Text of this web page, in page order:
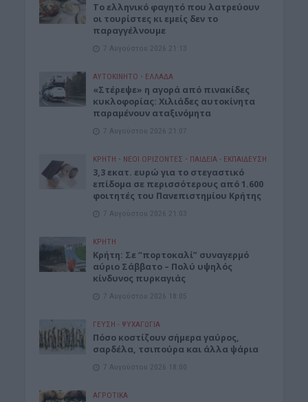
Το ελληνικό φαγητό που λατρεύουν
οι τουρίστες κι εμείς δεν το
παραγγέλνουμε
7 Αυγούστου 2026 21:13
ΑΥΤΟΚΙΝΗΤΟ • ΕΛΛΑΔΑ
«Στέρεψε» η αγορά από πινακίδες
κυκλοφορίας: Χιλιάδες αυτοκίνητα
παραμένουν αταξινόμητα
7 Αυγούστου 2026 21:07
ΚΡΗΤΗ • ΝΕΟΙ ΟΡΙΖΟΝΤΕΣ • ΠΑΙΔΕΙΑ - ΕΚΠΑΙΔΕΥΣΗ
3,3 εκατ. ευρώ για το στεγαστικό
επίδομα σε περισσότερους από 1.600
φοιτητές του Πανεπιστημίου Κρήτης
7 Αυγούστου 2026 21:03
ΚΡΗΤΗ
Κρήτη: Σε “πορτοκαλί” συναγερμό
αύριο Σάββατο – Πολύ υψηλός
κίνδυνος πυρκαγιάς
7 Αυγούστου 2026 18:05
ΓΕΎΣΗ - ΨΥΧΑΓΩΓΊΑ
Πόσο κοστίζουν σήμερα γαύρος,
σαρδέλα, τσιπούρα και άλλα ψάρια
7 Αυγούστου 2026 18:00
ΑΓΡΟΤΙΚΑ